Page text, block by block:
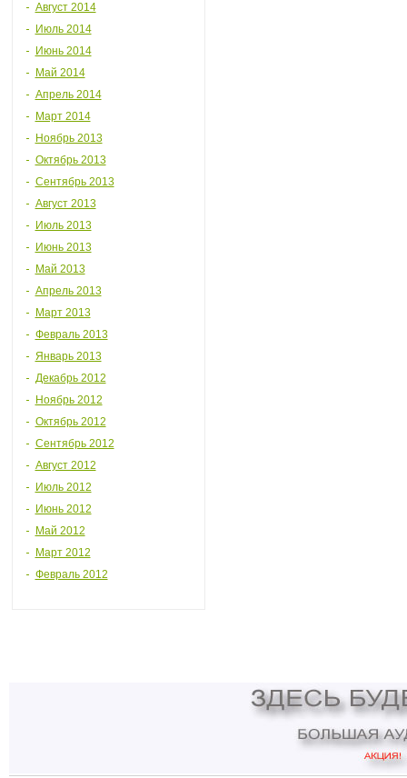
Август 2014
Июль 2014
Июнь 2014
Май 2014
Апрель 2014
Март 2014
Ноябрь 2013
Октябрь 2013
Сентябрь 2013
Август 2013
Июль 2013
Июнь 2013
Май 2013
Апрель 2013
Март 2013
Февраль 2013
Январь 2013
Декабрь 2012
Ноябрь 2012
Октябрь 2012
Сентябрь 2012
Август 2012
Июль 2012
Июнь 2012
Май 2012
Март 2012
Февраль 2012